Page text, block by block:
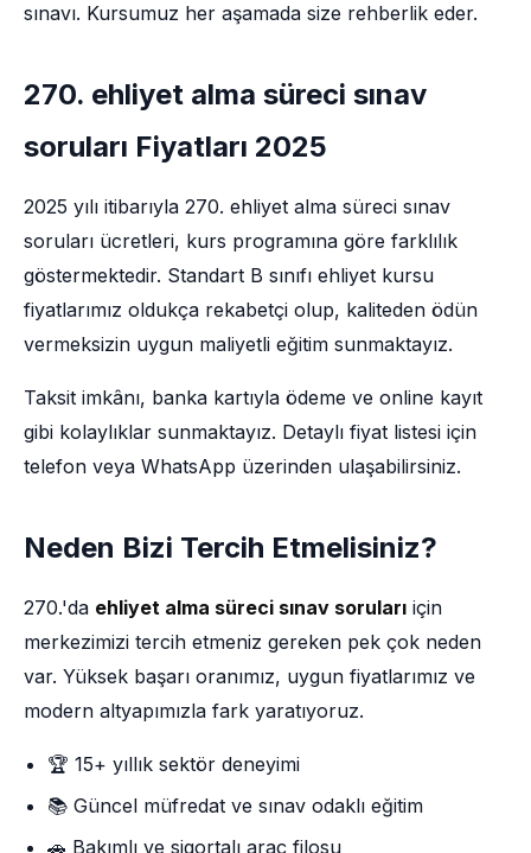
sınavı. Kursumuz her aşamada size rehberlik eder.
270. ehliyet alma süreci sınav
soruları Fiyatları 2025
2025 yılı itibarıyla 270. ehliyet alma süreci sınav
soruları ücretleri, kurs programına göre farklılık
göstermektedir. Standart B sınıfı ehliyet kursu
fiyatlarımız oldukça rekabetçi olup, kaliteden ödün
vermeksizin uygun maliyetli eğitim sunmaktayız.
Taksit imkânı, banka kartıyla ödeme ve online kayıt
gibi kolaylıklar sunmaktayız. Detaylı fiyat listesi için
telefon veya WhatsApp üzerinden ulaşabilirsiniz.
Neden Bizi Tercih Etmelisiniz?
270.'da ehliyet alma süreci sınav soruları için
merkezimizi tercih etmeniz gereken pek çok neden
var. Yüksek başarı oranımız, uygun fiyatlarımız ve
modern altyapımızla fark yaratıyoruz.
🏆 15+ yıllık sektör deneyimi
📚 Güncel müfredat ve sınav odaklı eğitim
🚗 Bakımlı ve sigortalı araç filosu